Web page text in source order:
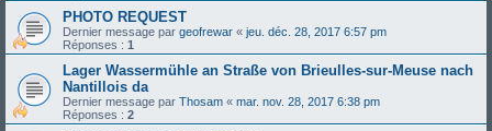
PHOTO REQUEST
Dernier message par geofrewar « jeu. déc. 28, 2017 6:57 pm
Réponses : 1
Lager Wassermühle an Straße von Brieulles-sur-Meuse nach
Nantillois da
Dernier message par Thosam « mar. nov. 28, 2017 6:38 pm
Réponses : 2